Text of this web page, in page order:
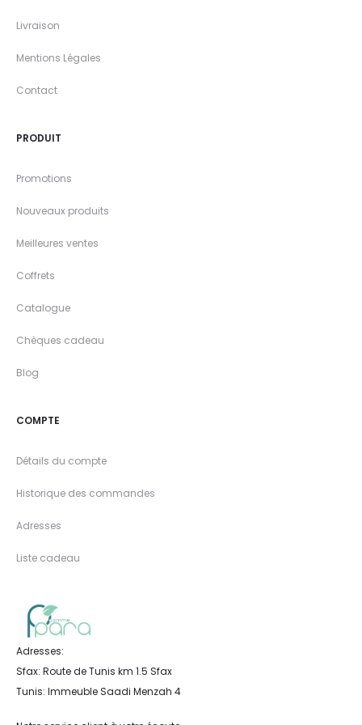
Livraison
Mentions Légales
Contact
PRODUIT
Promotions
Nouveaux produits
Meilleures ventes
Coffrets
Catalogue
Chèques cadeau
Blog
COMPTE
Détails du compte
Historique des commandes
Adresses
Liste cadeau
Adresses:
Sfax: Route de Tunis km 1.5 Sfax
Tunis: Immeuble Saadi Menzah 4